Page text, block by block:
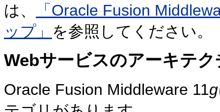
は、
「Oracle Fusion
ップ」 を参照してください。
Webサービスのアーキテク
Oracle Fusion Middleware 11g